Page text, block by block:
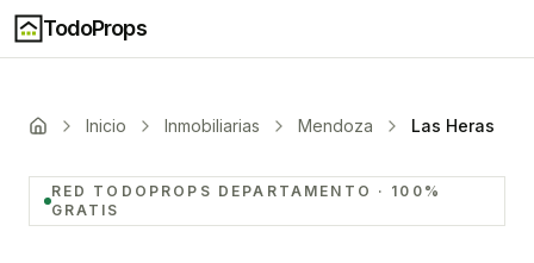
TodoProps
Inicio Inmobiliarias Mendoza Las Heras
RED TODOPROPS DEPARTAMENTO · 100%
GRATIS